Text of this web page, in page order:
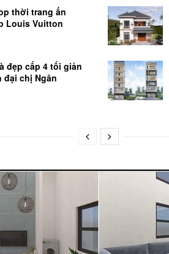
thời trang ấn
Louis Vuitton
đẹp cấp 4 tối giản
đại chị Ngân